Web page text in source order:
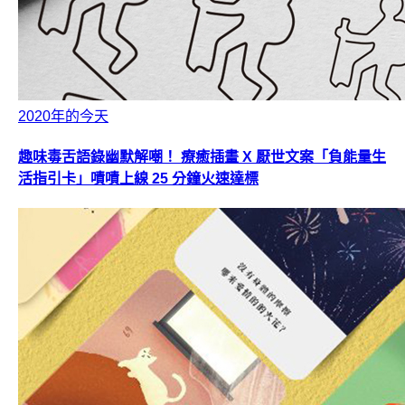
2020年的今天
趣味毒舌語錄幽默解嘲！ 療癒插畫 X 厭世文案「負能量生
活指引卡」嘖嘖上線 25 分鐘火速達標